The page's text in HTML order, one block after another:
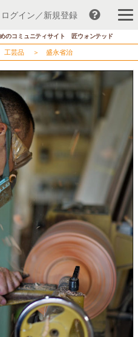
ログイン／新規登録
のコミュニティサイト 匠ウォンテッド
工芸品＞ 盛永省治